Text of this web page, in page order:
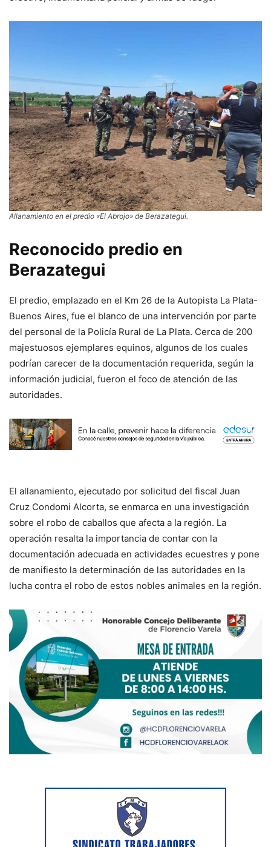
Allanamiento en el predio «El Abrojo» de Berazategui.
Reconocido predio en
Berazategui
El predio, emplazado en el Km 26 de la Autopista La Plata-
Buenos Aires, fue el blanco de una intervención por parte
del personal de la Policía Rural de La Plata. Cerca de 200
majestuosos ejemplares equinos, algunos de los cuales
podrían carecer de la documentación requerida, según la
información judicial, fueron el foco de atención de las
autoridades.
El allanamiento, ejecutado por solicitud del fiscal Juan
Cruz Condomi Alcorta, se enmarca en una investigación
sobre el robo de caballos que afecta a la región. La
operación resalta la importancia de contar con la
documentación adecuada en actividades ecuestres y pone
de manifiesto la determinación de las autoridades en la
lucha contra el robo de estos nobles animales en la región.